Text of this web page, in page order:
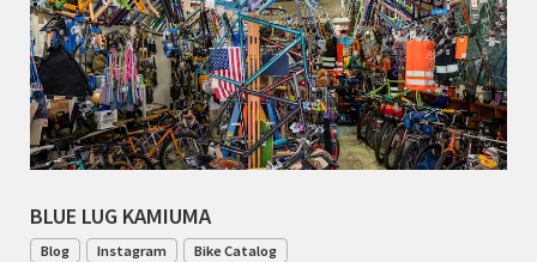
BLUE LUG KAMIUMA
Blog Instagram Bike Catalog